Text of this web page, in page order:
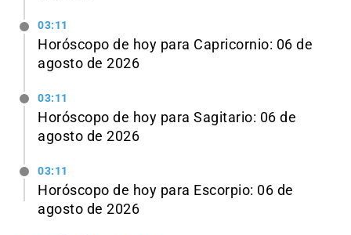
03:11
Horóscopo de hoy para Capricornio: 06 de
agosto de 2026
03:11
Horóscopo de hoy para Sagitario: 06 de
agosto de 2026
03:11
Horóscopo de hoy para Escorpio: 06 de
agosto de 2026